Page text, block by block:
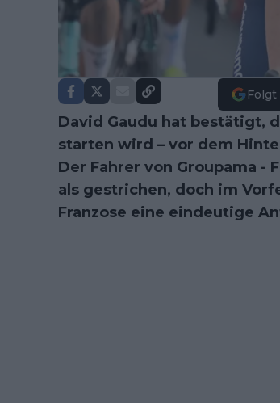
Folgt
David Gaudu hat bestätigt,
starten wird – vor dem
Der Fahrer von Groupama -
als gestrichen, doch im
Franzose eine eindeutige